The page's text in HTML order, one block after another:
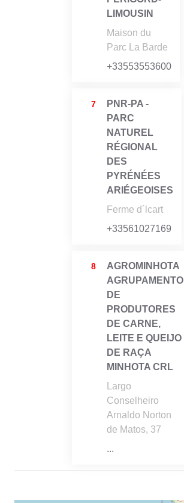
LIMOUSIN
Maison du
Parc La Barde
+33553553600
7
PNR-PA -
PARC
NATUREL
RÉGIONAL
DES
PYRÉNÉES
ARIÉGEOISES
Ferme d´lcart
+33561027169
8
AGROMINHOTA
AGRUPAMENTO
DE
PRODUTORES
DE CARNE,
LEITE E QUEIJO
DE RAÇA
MINHOTA CRL
Largo
Conselheiro
Arnaldo Norton
de Matos, 37
...